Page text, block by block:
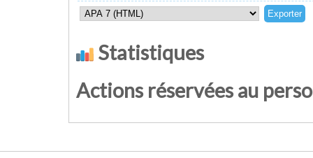
Statistiques
Actions réservées au